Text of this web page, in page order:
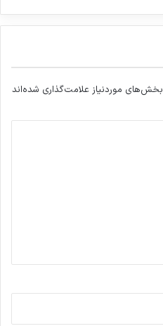
بخش‌های موردنیاز علامت‌گذاری شده‌اند